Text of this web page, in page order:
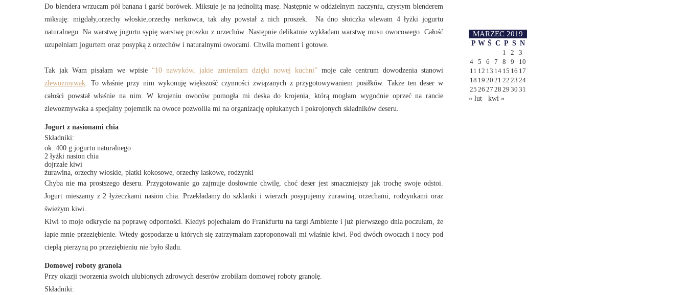
Do blendera wrzucam pół banana i garść borówek. Miksuje je na jednolitą masę. Następnie w oddzielnym naczyniu, czystym blenderem
miksuję: migdały,orzechy włoskie,orzechy nerkowca, tak aby powstał z nich proszek. Na dno słoiczka wlewam 4 łyżki jogurtu
naturalnego. Na warstwę jogurtu sypię warstwę proszku z orzechów. Następnie delikatnie wykładam warstwę musu owocowego. Całość
uzupełniam jogurtem oraz posypką z orzechów i naturalnymi owocami. Chwila moment i gotowe.
Tak jak Wam pisałam we wpisie“10 nawyków, jakie zmieniłam dzięki nowej kuchni”moje całe centrum dowodzenia stanowi
zlewozmywak. To właśnie przy nim wykonuję większość czynności związanych z przygotowywaniem posiłków. Także ten deser w
całości powstał właśnie na nim. W krojeniu owoców pomogła mi deska do krojenia, którą mogłam wygodnie oprzeć na rancie
zlewozmywaka a specjalny pojemnik na owoce pozwoliła mi na organizację opłukanych i pokrojonych składników deseru.
Jogurt z nasionami chia
Składniki:
ok. 400 g jogurtu naturalnego
2 łyżki nasion chia
dojrzałe kiwi
żurawina, orzechy włoskie, płatki kokosowe, orzechy laskowe, rodzynki
Chyba nie ma prostszego deseru. Przygotowanie go zajmuje dosłownie chwilę, choć deser jest smaczniejszy jak trochę swoje odstoi.
Jogurt mieszamy z 2 łyżeczkami nasion chia. Przekładamy do szklanki i wierzch posypujemy żurawiną, orzechami, rodzynkami oraz
świeżym kiwi.
Kiwi to moje odkrycie na poprawę odporności. Kiedyś pojechałam do Frankfurtu na targi Ambiente i już pierwszego dnia poczułam, że
łapie mnie przeziębienie. Wtedy gospodarze u których się zatrzymałam zaproponowali mi właśnie kiwi. Pod dwóch owocach i nocy pod
ciepłą pierzyną po przeziębieniu nie było śladu.
Domowej roboty granola
Przy okazji tworzenia swoich ulubionych zdrowych deserów zrobiłam domowej roboty granolę.
Składniki:
MARZEC 2019
P W Ś C P S N
1
2
3
4 5 6 7 8 9
10
11 12 13 14 15 16 17
18 19 20 21 22 23 24
25 26 27 28 29 30 31
« lut
kwi »